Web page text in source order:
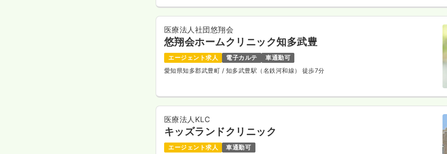
医療法人社団悠翔会
悠翔会ホームクリニック知多武豊
エージェント求人 電子カルテ
車通勤可
愛知県知多郡武豊町 / 知多武豊駅（名鉄河和線） 徒歩7分
医療法人KLC
キッズランドクリニック
エージェント求人
車通勤可